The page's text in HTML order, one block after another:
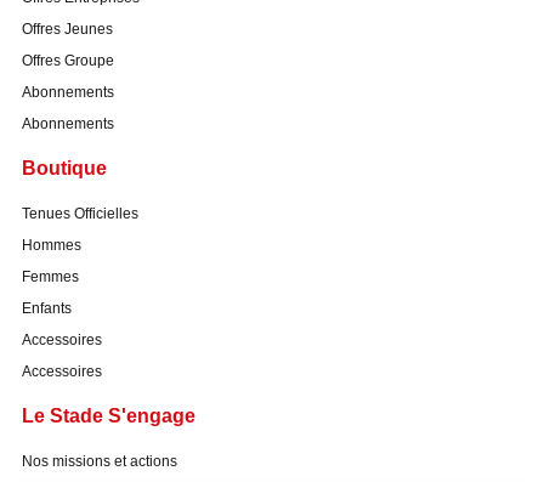
Offres Jeunes
Offres Groupe
Abonnements
Abonnements
Boutique
Tenues Officielles
Hommes
Femmes
Enfants
Accessoires
Accessoires
Le Stade S'engage
Nos missions et actions